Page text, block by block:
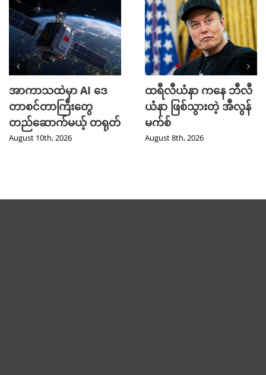
အာကာသထဲမှာ AI ဒေ
တာစင်တာကြီးတွေ
တည်ဆောက်မယ့် တရုတ်
August 10th, 2026
ထရီလီယံနာ ကနေ ဘီလီ
ယံနာ ဖြစ်သွားတဲ့ အီလွန်
မက်စ်
August 8th, 2026